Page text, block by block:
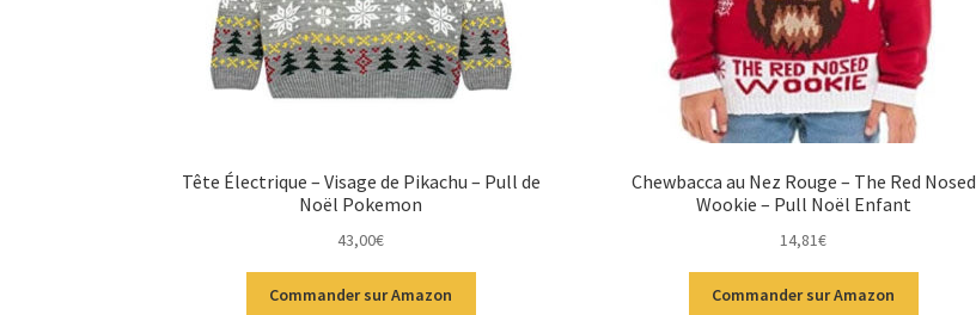
Tête Électrique – Visage de Pikachu – Pull de
Noël Pokemon
43,00€
Commander sur Amazon
Chewbacca au Nez Rouge – The Red Nosed
Wookie – Pull Noël Enfant
14,81€
Commander sur Amazon